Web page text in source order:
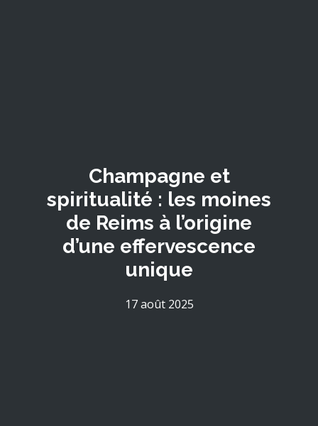
Champagne et
spiritualité : les moines
de Reims à l’origine
d’une effervescence
unique
17 août 2025